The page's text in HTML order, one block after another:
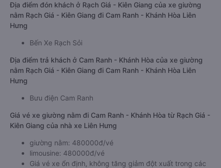
Địa điểm đón khách ở Rạch Giá - Kiên Giang của xe giường
nằm Rạch Giá - Kiên Giang đi Cam Ranh - Khánh Hòa Liên
Hưng
Bến Xe Rạch Sỏi
Địa điểm trả khách ở Cam Ranh - Khánh Hòa của xe giường
nằm Rạch Giá - Kiên Giang đi Cam Ranh - Khánh Hòa Liên
Hưng
Bưu điện Cam Ranh
Giá vé xe giường nằm đi Cam Ranh - Khánh Hòa từ Rạch Giá -
Kiên Giang của nhà xe Liên Hưng
giường nằm: 480000đ/vé
limousine: 480000đ/vé
Giá vé xe ổn định, không tăng giảm đột xuất trong các